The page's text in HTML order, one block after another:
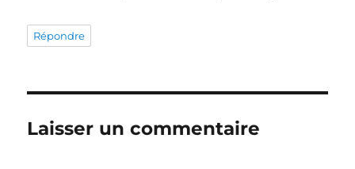
Répondre
Laisser un commentaire